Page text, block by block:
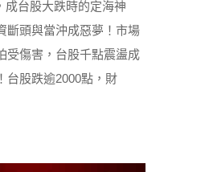
成台股大跌時的定海神
斷頭與當沖成惡夢！市場
受傷害，台股千點震盪成
台股跌逾2000點，財